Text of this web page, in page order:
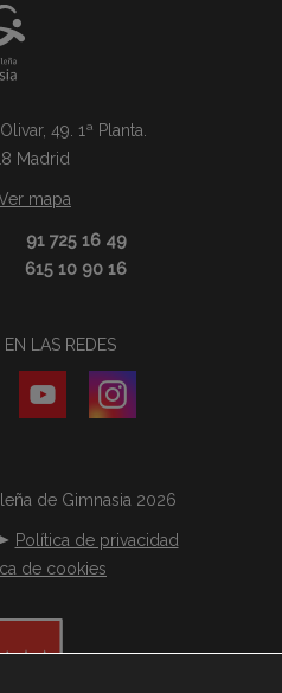
49. 1ª Planta.
Madrid
mapa
91 725 16 49
615 10 90 16
LAS REDES
de Gimnasia 2026
Política de privacidad
de cookies